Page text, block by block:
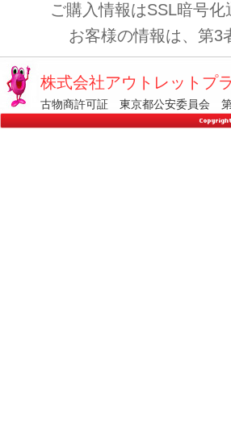
ご購入情報はSSL暗号
お客様の情報は、第3
株式会社アウトレットプ
古物商許可証 東京都公安委員会